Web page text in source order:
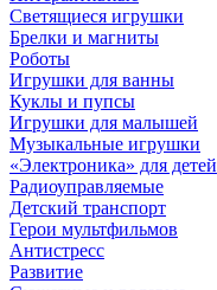
Светящиеся игрушки
Брелки и магниты
Роботы
Игрушки для ванны
Куклы и пупсы
Игрушки для малышей
Музыкальные игрушки
«Электроника» для детей
Радиоуправляемые
Детский транспорт
Герои мультфильмов
Антистресс
Развитие